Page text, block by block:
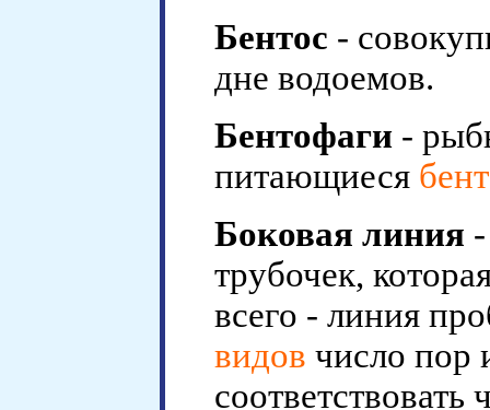
Бентос -
дне водоемов.
Бентофаги -
питающиеся
Боковая линия
трубочек,
всего - линия
видов число пор